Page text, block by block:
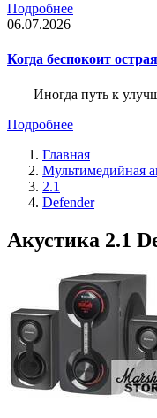
Подробнее
06.07.2026
Когда беспокоит
Иногда путь к
Подробнее
Главная
Мультимедийная
2.1
Defender
Акустика 2.1